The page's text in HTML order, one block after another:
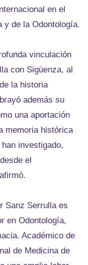
en el
y de la Odontología.
vinculación
con Sigüenza, al
la historia
además su
una aportación
memoria histórica
investigado,
el
Sanz Serrulla es
en Odontología,
Académico de
de Medicina de